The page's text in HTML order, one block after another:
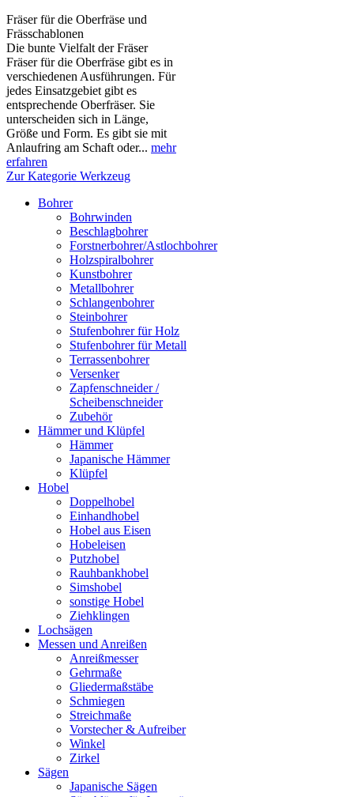
Fräser für die Oberfräse und
Frässchablonen
Die bunte Vielfalt der Fräser
Fräser für die Oberfräse gibt es in
verschiedenen Ausführungen. Für
jedes Einsatzgebiet gibt es
entsprechende Oberfräser. Sie
unterscheiden sich in Länge,
Größe und Form. Es gibt sie mit
Anlaufring am Schaft oder... mehr
erfahren
Zur Kategorie Werkzeug
Bohrer
Bohrwinden
Beschlagbohrer
Forstnerbohrer/Astlochbohrer
Holzspiralbohrer
Kunstbohrer
Metallbohrer
Schlangenbohrer
Steinbohrer
Stufenbohrer für Holz
Stufenbohrer für Metall
Terrassenbohrer
Versenker
Zapfenschneider /
Scheibenschneider
Zubehör
Hämmer und Klüpfel
Hämmer
Japanische Hämmer
Klüpfel
Hobel
Doppelhobel
Einhandhobel
Hobel aus Eisen
Hobeleisen
Putzhobel
Rauhbankhobel
Simshobel
sonstige Hobel
Ziehklingen
Lochsägen
Messen und Anreißen
Anreißmesser
Gehrmaße
Gliedermaßstäbe
Schmiegen
Streichmaße
Vorstecher & Aufreiber
Winkel
Zirkel
Sägen
Japanische Sägen